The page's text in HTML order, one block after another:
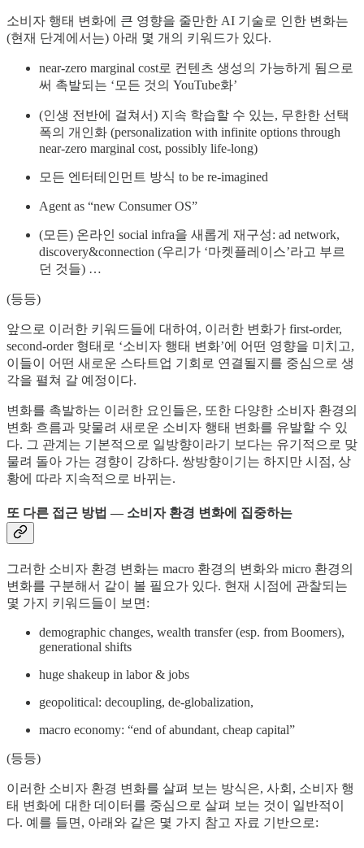
소비자 행태 변화에 큰 영향을 줄만한 AI 기술로 인한 변화는
(현재 단계에서는) 아래 몇 개의 키워드가 있다.
near-zero marginal cost로 컨텐츠 생성의 가능하게 됨으로
써 촉발되는 ‘모든 것의 YouTube화’
(인생 전반에 걸쳐서) 지속 학습할 수 있는, 무한한 선택
폭의 개인화 (personalization with infinite options through
near-zero marginal cost, possibly life-long)
모든 엔터테인먼트 방식 to be re-imagined
Agent as “new Consumer OS”
(모든) 온라인 social infra을 새롭게 재구성: ad network,
discovery&connection (우리가 ‘마켓플레이스’라고 부르
던 것들) …
(등등)
앞으로 이러한 키워드들에 대하여, 이러한 변화가 first-order,
second-order 형태로 ‘소비자 행태 변화’에 어떤 영향을 미치고,
이들이 어떤 새로운 스타트업 기회로 연결될지를 중심으로 생
각을 펼쳐 갈 예정이다.
변화를 촉발하는 이러한 요인들은, 또한 다양한 소비자 환경의
변화 흐름과 맞물려 새로운 소비자 행태 변화를 유발할 수 있
다. 그 관계는 기본적으로 일방향이라기 보다는 유기적으로 맞
물려 돌아 가는 경향이 강하다. 쌍방향이기는 하지만 시점, 상
황에 따라 지속적으로 바뀌는.
또 다른 접근 방법 — 소비자 환경 변화에 집중하는
그러한 소비자 환경 변화는 macro 환경의 변화와 micro 환경의
변화를 구분해서 같이 볼 필요가 있다. 현재 시점에 관찰되는
몇 가지 키워드들이 보면:
demographic changes, wealth transfer (esp. from Boomers),
generational shifts
huge shakeup in labor & jobs
geopolitical: decoupling, de-globalization,
macro economy: “end of abundant, cheap capital”
(등등)
이러한 소비자 환경 변화를 살펴 보는 방식은, 사회, 소비자 행
태 변화에 대한 데이터를 중심으로 살펴 보는 것이 일반적이
다. 예를 들면, 아래와 같은 몇 가지 참고 자료 기반으로: